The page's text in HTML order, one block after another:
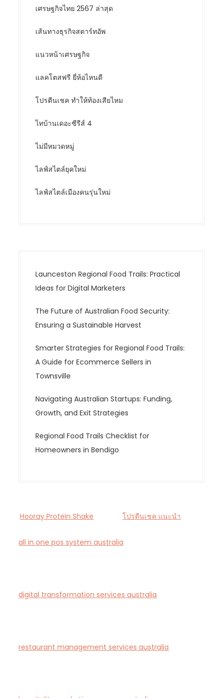
เศรษฐกิจไทย 2567 ล่าสุด
เส้นทางธุรกิจสตาร์ทอัพ
แนวหน้าเศรษฐกิจ
แลคโตสฟรี ยี่ห้อไหนดี
โปรตีนเชค ทำให้ท้องเสียไหม
ไทบ้านเดอะซีรีส์ 4
ไม่มีหมวดหมู่
ไลฟ์สไตล์ยุคใหม่
ไลฟ์สไตล์เมืองคนรุ่นใหม่
Launceston Regional Food Trails: Practical
Ideas for Digital Marketers
The Future of Australian Food Security:
Ensuring a Sustainable Harvest
Smarter Strategies for Regional Food Trails:
A Guide for Ecommerce Sellers in
Townsville
Navigating Australian Startups: Funding,
Growth, and Exit Strategies
Regional Food Trails Checklist for
Homeowners in Bendigo
Hooray Protein Shake โปรตีนเชค แนะนำ
all in one pos system australia
digital transformation services australia
restaurant management services australia